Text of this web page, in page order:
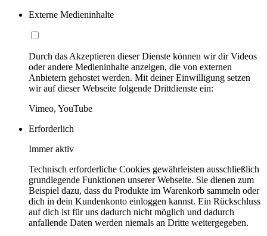
Externe Medieninhalte
Durch das Akzeptieren dieser Dienste können wir dir Videos
oder andere Medieninhalte anzeigen, die von externen
Anbietern gehostet werden. Mit deiner Einwilligung setzen
wir auf dieser Webseite folgende Drittdienste ein:
Vimeo, YouTube
Erforderlich
Immer aktiv
Technisch erforderliche Cookies gewährleisten ausschließlich
grundlegende Funktionen unserer Webseite. Sie dienen zum
Beispiel dazu, dass du Produkte im Warenkorb sammeln oder
dich in dein Kundenkonto einloggen kannst. Ein Rückschluss
auf dich ist für uns dadurch nicht möglich und dadurch
anfallende Daten werden niemals an Dritte weitergegeben.